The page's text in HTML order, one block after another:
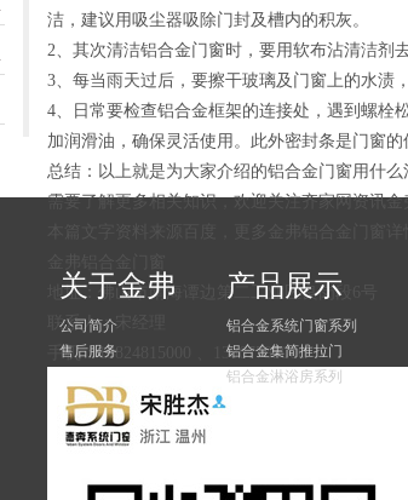
洁，建议用吸尘器吸除门封及槽内的积灰。
2、其次清洁铝合金门窗时，要用软布沾清洁剂
3、每当雨天过后，要擦干玻璃及门窗上的水渍
4、日常要检查铝合金框架的连接处，遇到螺栓
加润滑油，确保灵活使用。此外密封条是门窗
总结：以上就是为大家介绍的铝合金门窗用什
需要了解更多相关知识，欢迎关注齐家网资讯金
地址：佛山市南海谭边第二工业区良岗段6号
联系人：宋经理
手机：18824815000 、13867795000
关于金弗
公司简介
售后服务
产品展示
铝合金系统门窗系列
铝合金集简推拉门
铝合金淋浴房系列